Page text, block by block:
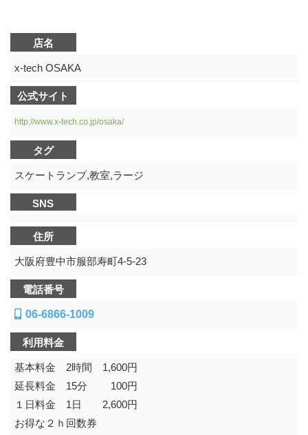
店名
x-tech OSAKA
公式サイト
http://www.x-tech.co.jp/osaka/
タグ
スケートランプ,教室,ラージ
SNS
住所
大阪府豊中市服部寿町4-5-23
電話番号
06-6866-1009
利用料金
基本料金 2時間 1,600円
延長料金 15分 100円
１日料金 1日 2,600円
お得な２ｈ回数券